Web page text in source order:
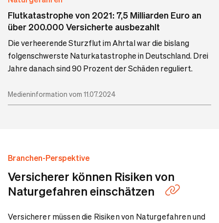
Flutkatastrophe von 2021: 7,5 Milliarden Euro an
über 200.000 Versicherte ausbezahlt
Die verheerende Sturzflut im Ahrtal war die bislang
folgenschwerste Naturkatastrophe in Deutschland. Drei
Jahre danach sind 90 Prozent der Schäden reguliert.
Medieninformation vom 11.07.2024
Branchen-Perspektive
Versicherer können Risiken von
Naturgefahren einschätzen
Versicherer müssen die Risiken von Naturgefahren und